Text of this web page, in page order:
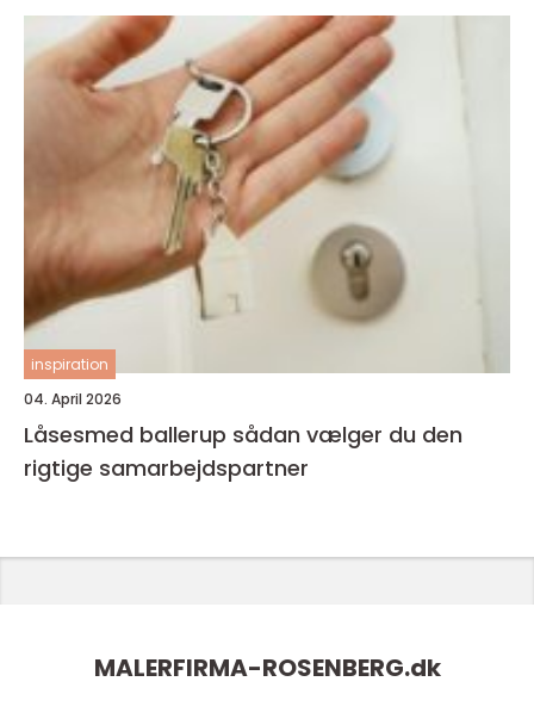
inspiration
04. April 2026
Låsesmed ballerup sådan vælger du den
rigtige samarbejdspartner
MALERFIRMA-ROSENBERG.dk